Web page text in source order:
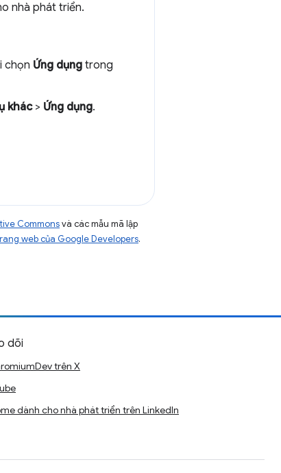
nhà phát triển.
chọn Ứng dụng trong
khác> Ứng dụng.
Commonsvà các mẫu mã lập
web của Google Developers.
dõi
trên X
dành cho nhà phát triển trên LinkedIn